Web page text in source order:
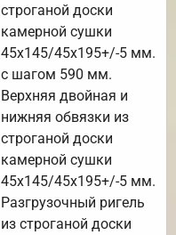
строганой доски
камерной сушки
45х145/45х195+/-5 мм.
с шагом 590 мм.
Верхняя двойная и
нижняя обвязки из
строганой доски
камерной сушки
45х145/45х195+/-5 мм.
Разгрузочный ригель
из строганой доски